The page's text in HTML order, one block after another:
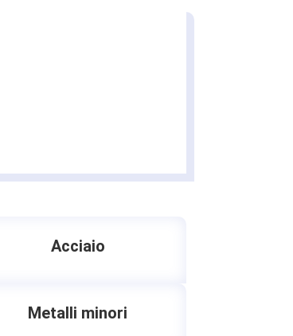
Acciaio
Metalli minori